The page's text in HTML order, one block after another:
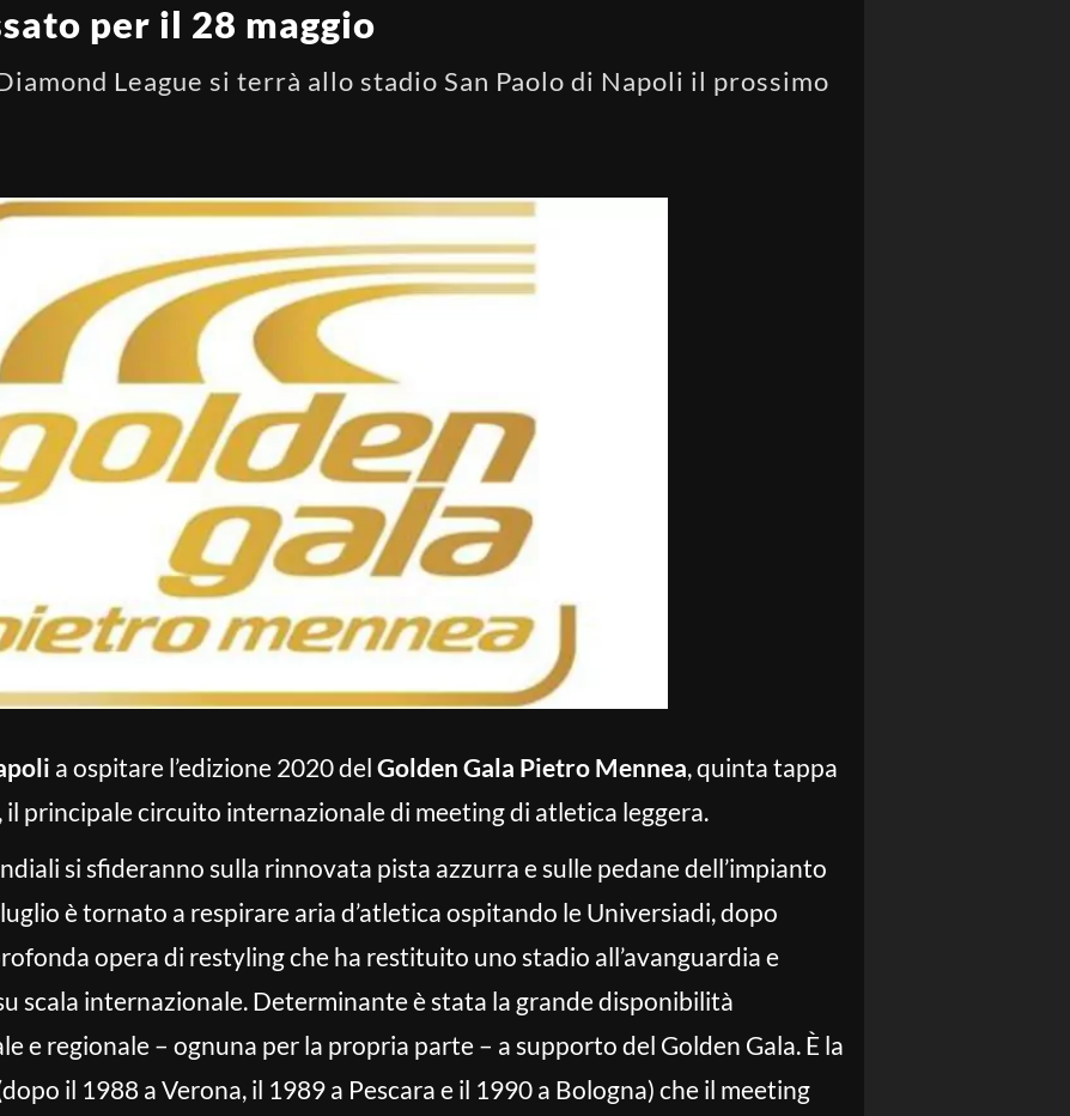
per il 28 maggio
League si terrà allo stadio San Paolo di Napoli il prossimo
a ospitare l’edizione 2020 del Golden Gala Pietro Mennea, quinta tappa
, il principale circuito internazionale di meeting di atletica leggera.
si sfideranno sulla rinnovata pista azzurra e sulle pedane dell’impianto
è tornato a respirare aria d’atletica ospitando le Universiadi, dopo
opera di restyling che ha restituito uno stadio all’avanguardia e
scala internazionale. Determinante è stata la grande disponibilità
e regionale – ognuna per la propria parte – a supporto del Golden Gala. È la
il 1988 a Verona, il 1989 a Pescara e il 1990 a Bologna) che il meeting